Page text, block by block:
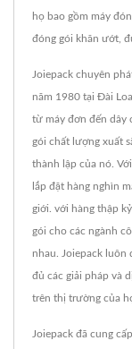
họ bao gồm máy
đóng gói khăn ướt,
Joiepack chuyên
năm 1980 tại Đài
từ máy đơn đến dây
gói chất lượng xuất
thành lập của nó.
lắp đặt hàng nghìn
giới. với hàng thập
gói cho các ngành
nhau. Joiepack luôn
đủ các giải pháp và
trên thị trường của
Joiepack đã cung